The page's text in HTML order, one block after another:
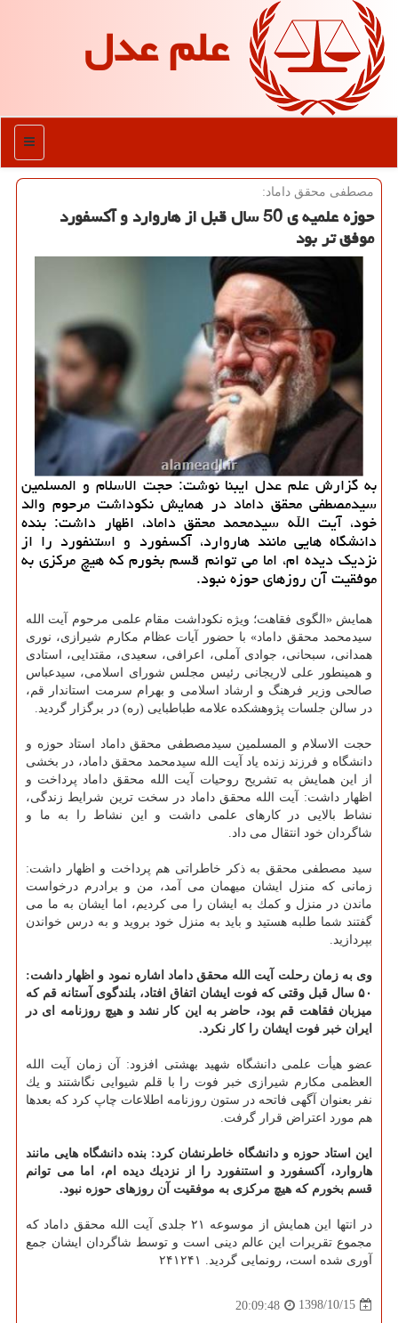
علم عدل
منو
مصطفی محقق داماد:
حوزه علمیه ی 50 سال قبل از هاروارد و آكسفورد
موفق تر بود
به گزارش علم عدل ایبنا نوشت: حجت الاسلام و المسلمین
سیدمصطفی محقق داماد در همایش نكوداشت مرحوم والد
خود، آیت الله سیدمحمد محقق داماد، اظهار داشت: بنده
دانشگاه هایی مانند هاروارد، آكسفورد و استنفورد را از
نزدیك دیده ام، اما می توانم قسم بخورم كه هیچ مركزی به
موفقیت آن روزهای حوزه نبود.
همایش «الگوی فقاهت؛ ویژه نكوداشت مقام علمی مرحوم آیت الله
سیدمحمد محقق داماد» با حضور آیات عظام مكارم شیرازی، نوری
همدانی، سبحانی، جوادی آملی، اعرافی، سعیدی، مقتدایی، استادی
و همینطور علی لاریجانی رئیس مجلس شورای اسلامی، سیدعباس
صالحی وزیر فرهنگ و ارشاد اسلامی و بهرام سرمت استاندار قم،
در سالن جلسات پژوهشكده علامه طباطبایی (ره) در برگزار گردید.
حجت الاسلام و المسلمین سیدمصطفی محقق داماد استاد حوزه و
دانشگاه و فرزند زنده یاد آیت الله سیدمحمد محقق داماد، در بخشی
از این همایش به تشریح روحیات آیت الله محقق داماد پرداخت و
اظهار داشت: آیت الله محقق داماد در سخت ترین شرایط زندگی،
نشاط بالایی در كارهای علمی داشت و این نشاط را به ما و
شاگردان خود انتقال می داد.
سید مصطفی محقق به ذكر خاطراتی هم پرداخت و اظهار داشت:
زمانی كه منزل ایشان میهمان می آمد، من و برادرم درخواست
ماندن در منزل و كمك به ایشان را می كردیم، اما ایشان به ما می
گفتند شما طلبه هستید و باید به منزل خود بروید و به درس خواندن
بپردازید.
وی به زمان رحلت آیت الله محقق داماد اشاره نمود و اظهار داشت:
۵۰ سال قبل وقتی كه فوت ایشان اتفاق افتاد، بلندگوی آستانه قم كه
میزبان فقاهت قم بود، حاضر به این كار نشد و هیچ روزنامه ای در
ایران خبر فوت ایشان را كار نكرد.
عضو هیأت علمی دانشگاه شهید بهشتی افزود: آن زمان آیت الله
العظمی مكارم شیرازی خبر فوت را با قلم شیوایی نگاشتند و یك
نفر بعنوان آگهی فاتحه در ستون روزنامه اطلاعات چاپ كرد كه بعدها
هم مورد اعتراض قرار گرفت.
این استاد حوزه و دانشگاه خاطرنشان كرد: بنده دانشگاه هایی مانند
هاروارد، آكسفورد و استنفورد را از نزدیك دیده ام، اما می توانم
قسم بخورم كه هیچ مركزی به موفقیت آن روزهای حوزه نبود.
در انتها این همایش از موسوعه ۲۱ جلدی آیت الله محقق داماد كه
مجموع تقریرات این عالم دینی است و توسط شاگردان ایشان جمع
آوری شده است، رونمایی گردید. ۲۴۱۲۴۱
1398/10/15
20:09:48